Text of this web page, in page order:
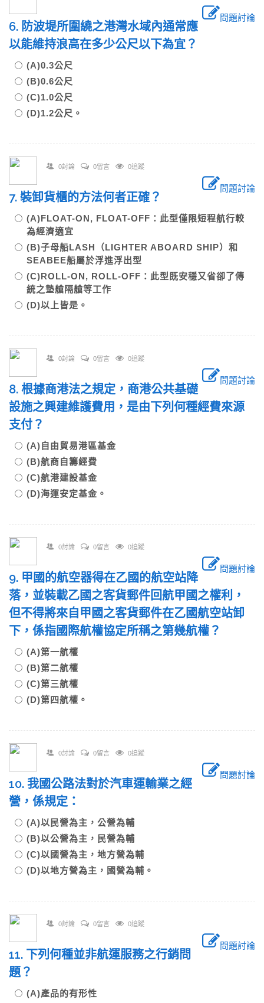
問題討論
6. 防波堤所圍繞之港灣水域內通常應
以能維持浪高在多少公尺以下為宜？
(A)0.3公尺
(B)0.6公尺
(C)1.0公尺
(D)1.2公尺。
0討論 0留言 0追蹤
問題討論
7. 裝卸貨櫃的方法何者正確？
(A)FLOAT-ON, FLOAT-OFF：此型僅限短程航行較
為經濟適宜
(B)子母船LASH（LIGHTER ABOARD SHIP）和
SEABEE船屬於浮進浮出型
(C)ROLL-ON, ROLL-OFF：此型既安穩又省卻了傳
統之墊艙隔艙等工作
(D)以上皆是。
0討論 0留言 0追蹤
問題討論
8. 根據商港法之規定，商港公共基礎
設施之興建維護費用，是由下列何種經費來源
支付？
(A)自由貿易港區基金
(B)航商自籌經費
(C)航港建設基金
(D)海運安定基金。
0討論 0留言 0追蹤
問題討論
9. 甲國的航空器得在乙國的航空站降
落，並裝載乙國之客貨郵件回航甲國之權利，
但不得將來自甲國之客貨郵件在乙國航空站卸
下，係指國際航權協定所稱之第幾航權？
(A)第一航權
(B)第二航權
(C)第三航權
(D)第四航權。
0討論 0留言 0追蹤
問題討論
10. 我國公路法對於汽車運輸業之經
營，係規定：
(A)以民營為主，公營為輔
(B)以公營為主，民營為輔
(C)以國營為主，地方營為輔
(D)以地方營為主，國營為輔。
0討論 0留言 0追蹤
問題討論
11. 下列何種並非航運服務之行銷問
題？
(A)產品的有形性